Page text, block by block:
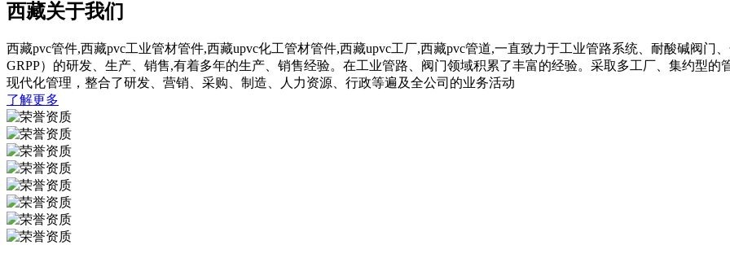
西藏关于我们
西藏pvc管件,西藏pvc工业管材管件,西藏upvc化工管材管件,西藏upvc工厂,西藏pvc管道,一直致力于工业管路系统、耐酸碱阀门
GRPP）的研发、生产、销售,有着多年的生产、销售经验。在工业管路、阀门领域积累了丰富的经验。采取多工厂、集约型
现代化管理，整合了研发、营销、采购、制造、人力资源、行政等遍及全公司的业务活动
了解更多